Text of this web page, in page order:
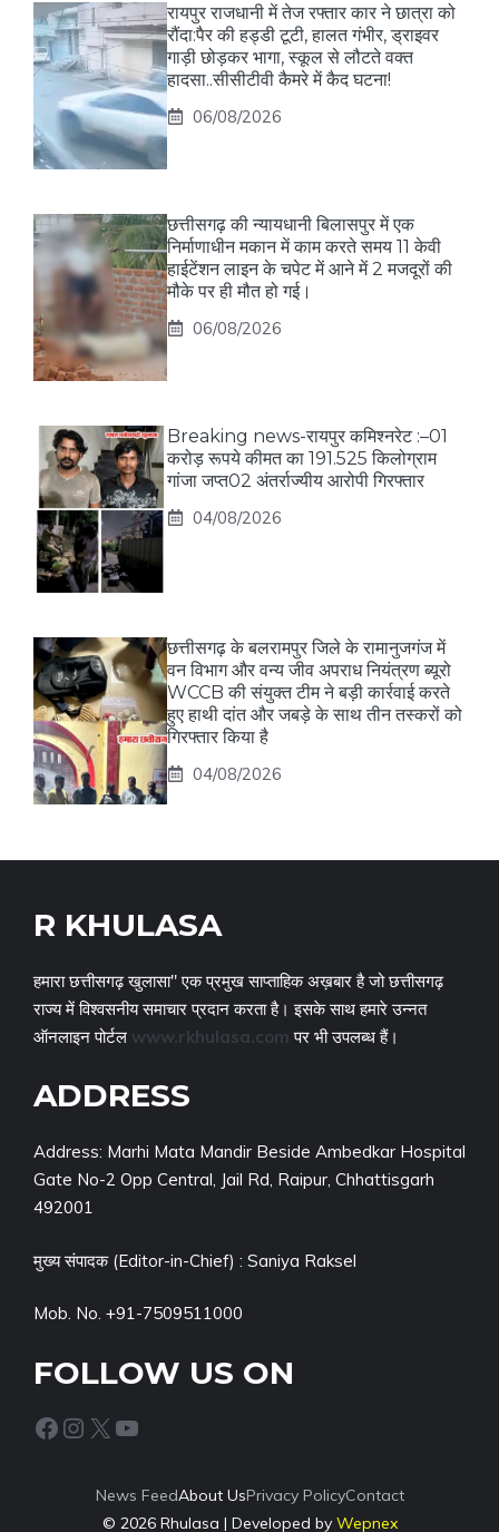
रायपुर राजधानी में तेज रफ्तार कार ने छात्रा को
रौंदा:पैर की हड्डी टूटी, हालत गंभीर, ड्राइवर
गाड़ी छोड़कर भागा, स्कूल से लौटते वक्त
हादसा..सीसीटीवी कैमरे में कैद घटना!
06/08/2026
छत्तीसगढ़ की न्यायधानी बिलासपुर में एक
निर्माणाधीन मकान में काम करते समय 11 केवी
हाईटेंशन लाइन के चपेट में आने में 2 मजदूरों की
मौके पर ही मौत हो गई।
06/08/2026
Breaking news-रायपुर कमिश्नरेट :–01
करोड़ रूपये कीमत का 191.525 किलोग्राम
गांजा जप्त02 अंतर्राज्यीय आरोपी गिरफ्तार
04/08/2026
छत्तीसगढ़ के बलरामपुर जिले के रामानुजगंज में
वन विभाग और वन्य जीव अपराध नियंत्रण ब्यूरो
WCCB की संयुक्त टीम ने बड़ी कार्रवाई करते
हुए हाथी दांत और जबड़े के साथ तीन तस्करों को
गिरफ्तार किया है
04/08/2026
R KHULASA
हमारा छत्तीसगढ़ खुलासा" एक प्रमुख साप्ताहिक अख़बार है जो छत्तीसगढ़
राज्य में विश्वसनीय समाचार प्रदान करता है। इसके साथ हमारे उन्नत
ऑनलाइन पोर्टल www.rkhulasa.com पर भी उपलब्ध हैं।
ADDRESS
Address: Marhi Mata Mandir Beside Ambedkar Hospital
Gate No-2 Opp Central, Jail Rd, Raipur, Chhattisgarh
492001
मुख्य संपादक (Editor-in-Chief) : Saniya Raksel
Mob. No. +91-7509511000
FOLLOW US ON
Facebook Instagram X YouTube
News FeedAbout UsPrivacy PolicyContact
© 2026 Rhulasa | Developed by Wepnex